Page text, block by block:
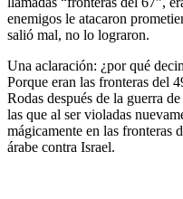
enemigos le atacaron
salió mal, no lo lograron.
Una aclaración: ¿por qué
Porque eran las fronteras del
Rodas después de la guerra
las que al ser violadas
mágicamente en las fronteras
árabe contra Israel.